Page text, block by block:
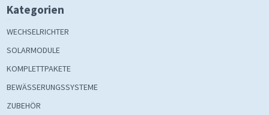
Kategorien
WECHSELRICHTER
SOLARMODULE
KOMPLETTPAKETE
BEWÄSSERUNGSSYSTEME
ZUBEHÖR